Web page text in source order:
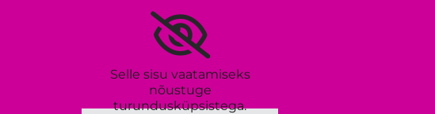
Selle sisu vaatamiseks
nõustuge
turundusküpsistega.